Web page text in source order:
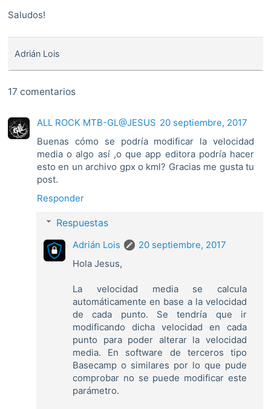
Saludos!
Adrián Lois
17 comentarios
ALL ROCK MTB-GL@JESUS 20 septiembre, 2017
Buenas cómo se podría modificar la velocidad
media o algo así ,o que app editora podría hacer
esto en un archivo gpx o kml? Gracias me gusta tu
post.
Responder
Respuestas
Adrián Lois
20 septiembre, 2017
Hola Jesus,
La velocidad media se calcula
automáticamente en base a la velocidad
de cada punto. Se tendría que ir
modificando dicha velocidad en cada
punto para poder alterar la velocidad
media. En software de terceros tipo
Basecamp o similares por lo que pude
comprobar no se puede modificar este
parámetro.